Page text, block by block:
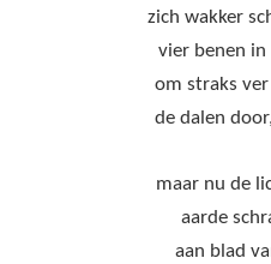
zich wakker
vier benen in
om straks
de dalen
maar nu de
aarde
aan blad